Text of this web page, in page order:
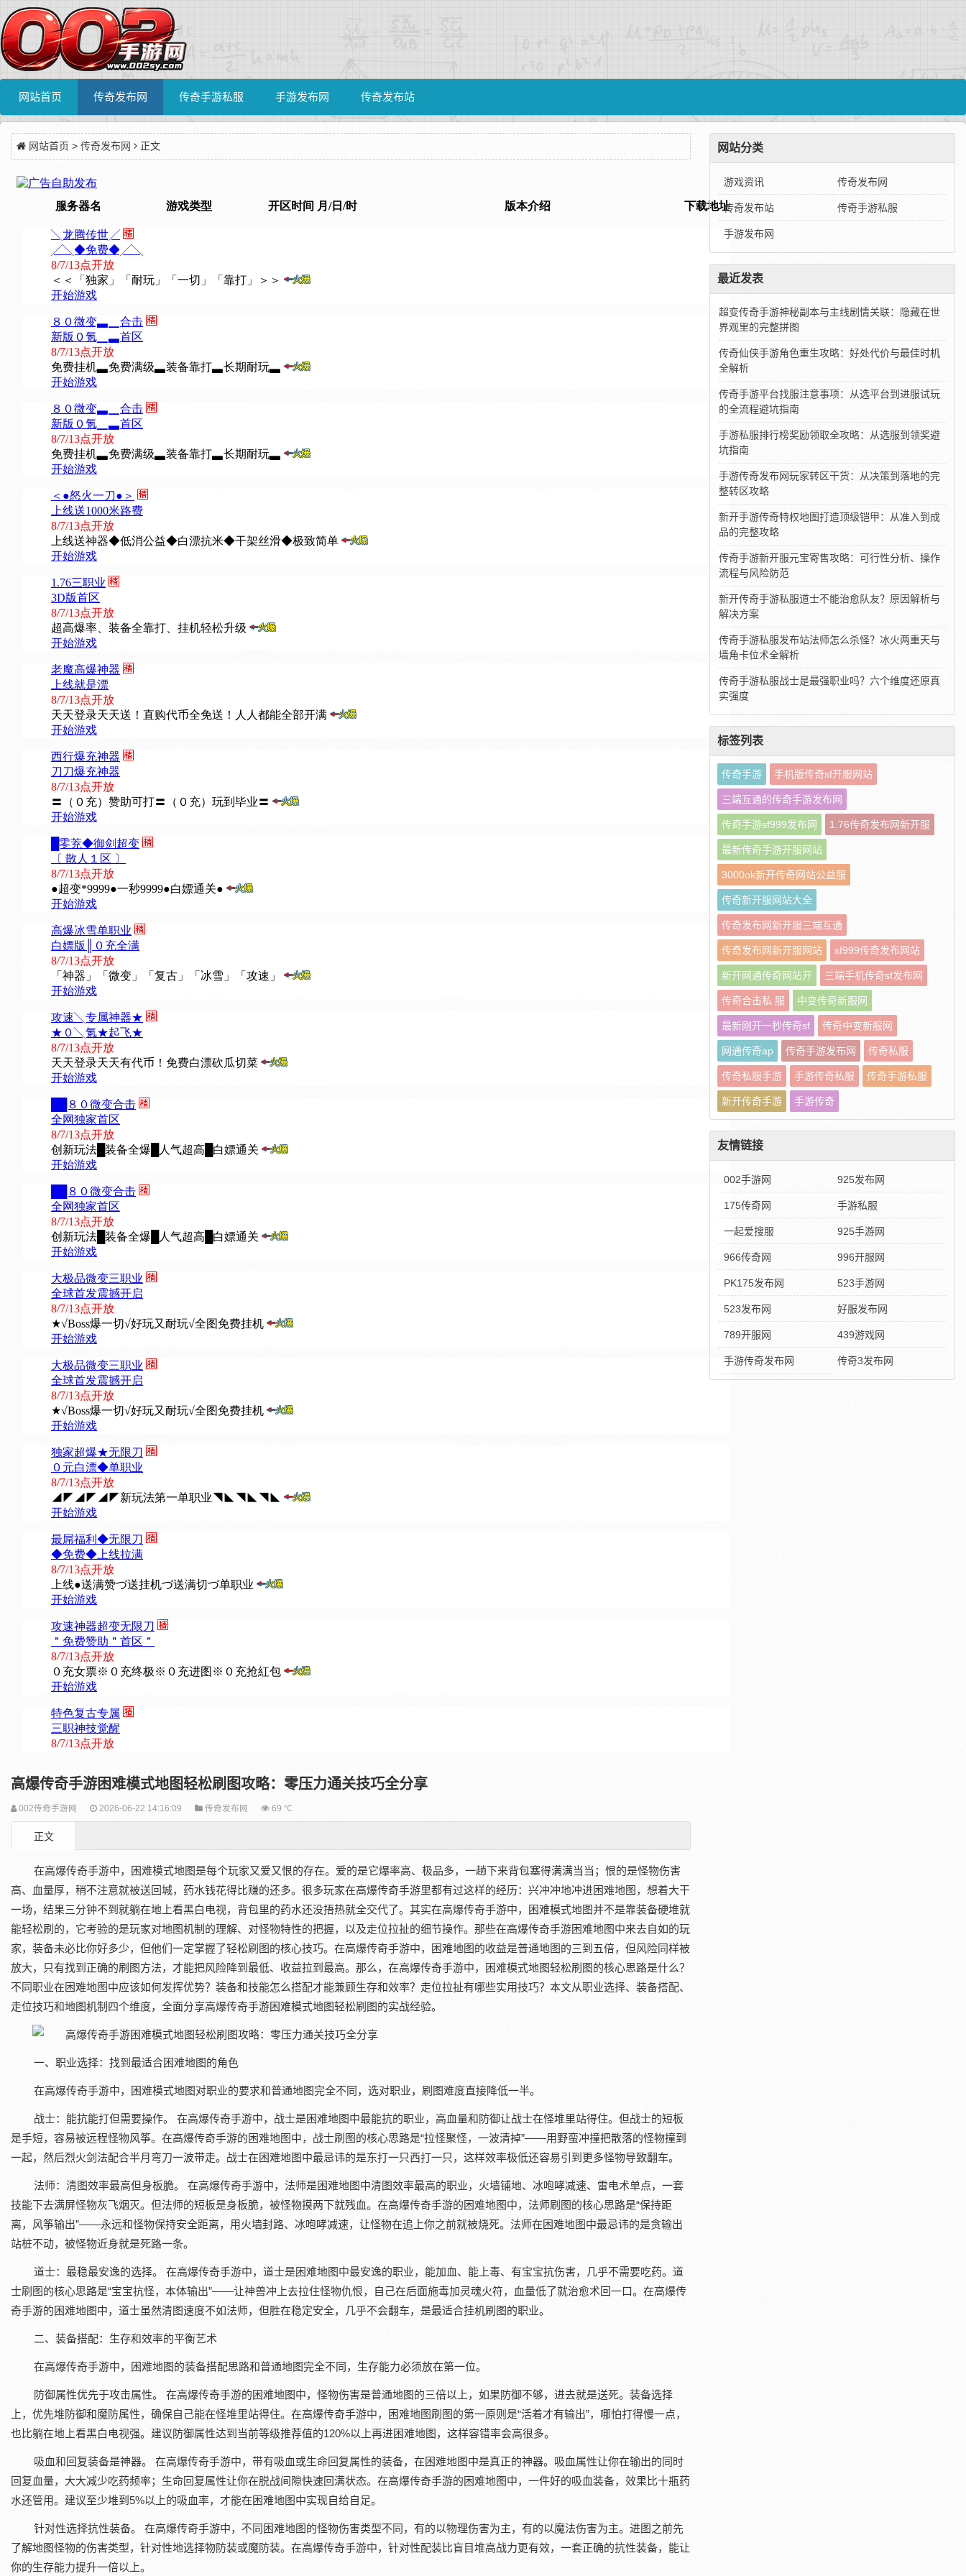
网站首页 传奇发布网 传奇手游私服 手游发布网 传奇发布站
网站首页 > 传奇发布网 正文
高爆传奇手游困难模式地图轻松刷图攻略：零压力通关技巧全分享
002传奇手游网 2026-06-22 14:16:09 传奇发布网 69 ℃
正文
在‌高爆传奇手游‌中，困难模式地图是每个玩家又爱又恨的存在。爱的是它爆率高、极品多，一趟下来背包塞得满满当当；恨的是怪物伤害
高、血量厚，稍不注意就被送回城，药水钱花得比赚的还多。很多玩家在‌高爆传奇手游‌里都有过这样的经历：兴冲冲地冲进困难地图，想着大干
一场，结果三分钟不到就躺在地上看黑白电视，背包里的药水还没捂热就全交代了。其实在‌高爆传奇手游‌中，困难模式地图并不是靠装备硬堆就
能轻松刷的，它考验的是玩家对地图机制的理解、对怪物特性的把握，以及走位拉扯的细节操作。那些在‌高爆传奇手游‌困难地图中来去自如的玩
家，装备未必比你好多少，但他们一定掌握了轻松刷图的核心技巧。在‌高爆传奇手游‌中，困难地图的收益是普通地图的三到五倍，但风险同样被
放大，只有找到正确的刷图方法，才能把风险降到最低、收益拉到最高。那么，在‌高爆传奇手游‌中，困难模式地图轻松刷图的核心思路是什么？
不同职业在困难地图中应该如何发挥优势？装备和技能怎么搭配才能兼顾生存和效率？走位拉扯有哪些实用技巧？本文从职业选择、装备搭配、
走位技巧和地图机制四个维度，全面分享‌高爆传奇手游‌困难模式地图轻松刷图的实战经验。
一、职业选择：找到最适合困难地图的角色
在‌高爆传奇手游‌中，困难模式地图对职业的要求和普通地图完全不同，选对职业，刷图难度直接降低一半。
战士：能抗能打但需要操作。‌ 在‌高爆传奇手游‌中，战士是困难地图中最能抗的职业，高血量和防御让战士在怪堆里站得住。但战士的短板
是手短，容易被远程怪物风筝。在‌高爆传奇手游‌的困难地图中，战士刷图的核心思路是“拉怪聚怪，一波清掉”——用野蛮冲撞把散落的怪物撞到
一起，然后烈火剑法配合半月弯刀一波带走。战士在困难地图中最忌讳的是东打一只西打一只，这样效率极低还容易引到更多怪物导致翻车。
法师：清图效率最高但身板脆。‌ 在‌高爆传奇手游‌中，法师是困难地图中清图效率最高的职业，火墙铺地、冰咆哮减速、雷电术单点，一套
技能下去满屏怪物灰飞烟灭。但法师的短板是身板脆，被怪物摸两下就残血。在‌高爆传奇手游‌的困难地图中，法师刷图的核心思路是“保持距
离，风筝输出”——永远和怪物保持安全距离，用火墙封路、冰咆哮减速，让怪物在追上你之前就被烧死。法师在困难地图中最忌讳的是贪输出
站桩不动，被怪物近身就是死路一条。
道士：最稳最安逸的选择。‌ 在‌高爆传奇手游‌中，道士是困难地图中最安逸的职业，能加血、能上毒、有宝宝抗伤害，几乎不需要吃药。道
士刷图的核心思路是“宝宝抗怪，本体输出”——让神兽冲上去拉住怪物仇恨，自己在后面施毒加灵魂火符，血量低了就治愈术回一口。在‌高爆传
奇手游‌的困难地图中，道士虽然清图速度不如法师，但胜在稳定安全，几乎不会翻车，是最适合挂机刷图的职业。
二、装备搭配：生存和效率的平衡艺术
在‌高爆传奇手游‌中，困难地图的装备搭配思路和普通地图完全不同，生存能力必须放在第一位。
防御属性优先于攻击属性。‌ 在‌高爆传奇手游‌的困难地图中，怪物伤害是普通地图的三倍以上，如果防御不够，进去就是送死。装备选择
上，优先堆防御和魔防属性，确保自己能在怪堆里站得住。在‌高爆传奇手游‌中，困难地图刷图的第一原则是“活着才有输出”，哪怕打得慢一点，
也比躺在地上看黑白电视强。建议防御属性达到当前等级推荐值的120%以上再进困难地图，这样容错率会高很多。
吸血和回复装备是神器。‌ 在‌高爆传奇手游‌中，带有吸血或生命回复属性的装备，在困难地图中是真正的神器。吸血属性让你在输出的同时
回复血量，大大减少吃药频率；生命回复属性让你在脱战间隙快速回满状态。在‌高爆传奇手游‌的困难地图中，一件好的吸血装备，效果比十瓶药
水还管用。建议至少堆到5%以上的吸血率，才能在困难地图中实现自给自足。
针对性选择抗性装备。‌ 在‌高爆传奇手游‌中，不同困难地图的怪物伤害类型不同，有的以物理伤害为主，有的以魔法伤害为主。进图之前先
了解地图怪物的伤害类型，针对性地选择物防装或魔防装。在‌高爆传奇手游‌中，针对性配装比盲目堆高战力更有效，一套正确的抗性装备，能让
你的生存能力提升一倍以上。
网站分类
游戏资讯 传奇发布网
传奇发布站 传奇手游私服
手游发布网
最近发表
超变传奇手游神秘副本与主线剧情关联：隐藏在世
界观里的完整拼图
传奇仙侠手游角色重生攻略：好处代价与最佳时机
全解析
传奇手游平台找服注意事项：从选平台到进服试玩
的全流程避坑指南
手游私服排行榜奖励领取全攻略：从选服到领奖避
坑指南
手游传奇发布网玩家转区干货：从决策到落地的完
整转区攻略
新开手游传奇特权地图打造顶级铠甲：从准入到成
品的完整攻略
传奇手游新开服元宝寄售攻略：可行性分析、操作
流程与风险防范
新开传奇手游私服道士不能治愈队友？原因解析与
解决方案
传奇手游私服发布站法师怎么杀怪？冰火两重天与
墙角卡位术全解析
传奇手游私服战士是最强职业吗？六个维度还原真
实强度
标签列表
传奇手游 手机版传奇sf开服网站
三端互通的传奇手游发布网
传奇手游sf999发布网 1.76传奇发布网新开服
最新传奇手游开服网站
3000ok新开传奇网站公益服
传奇新开服网站大全
传奇发布网新开服三端互通
传奇发布网新开服网站 sf999传奇发布网站
新开网通传奇网站开 三端手机传奇sf发布网
传奇合击私 服 中变传奇新服网
最新刚开一秒传奇sf 传奇中变新服网
网通传奇ap 传奇手游发布网 传奇私服
传奇私服手游 手游传奇私服 传奇手游私服
新开传奇手游 手游传奇
友情链接
002手游网 925发布网
175传奇网 手游私服
一起爱搜服 925手游网
966传奇网 996开服网
PK175发布网 523手游网
523发布网 好服发布网
789开服网 439游戏网
手游传奇发布网 传奇3发布网